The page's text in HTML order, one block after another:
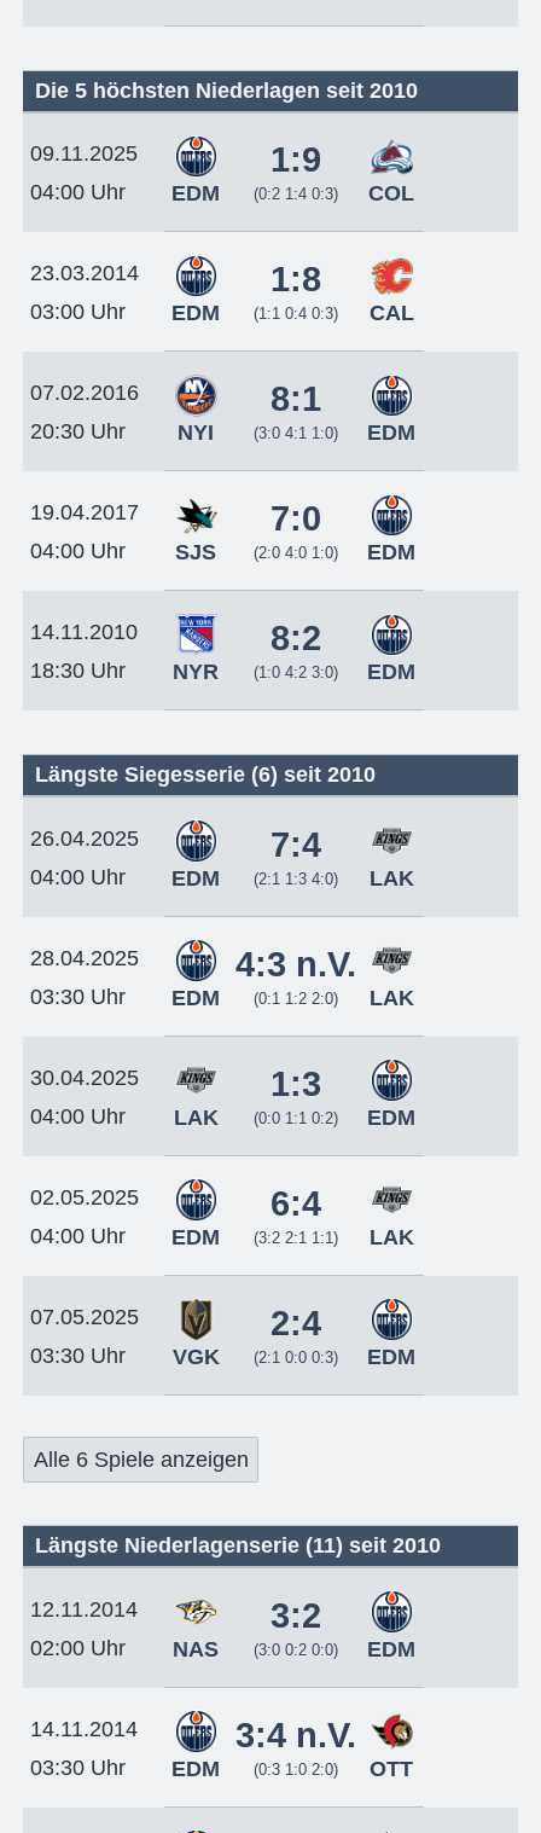
Die 5 höchsten Niederlagen seit 2010
09.11.2025
04:00 Uhr
EDM
1:9
(0:2 1:4 0:3) COL
23.03.2014
03:00 Uhr
EDM
1:8
(1:1 0:4 0:3) CAL
07.02.2016
20:30 Uhr
NYI
8:1
(3:0 4:1 1:0) EDM
19.04.2017
04:00 Uhr
SJS
7:0
(2:0 4:0 1:0) EDM
14.11.2010
18:30 Uhr
NYR
8:2
(1:0 4:2 3:0) EDM
Längste Siegesserie (6) seit 2010
26.04.2025
04:00 Uhr
EDM
7:4
(2:1 1:3 4:0) LAK
28.04.2025
03:30 Uhr
EDM
4:3 n.V.
(0:1 1:2 2:0) LAK
30.04.2025
04:00 Uhr
LAK
1:3
(0:0 1:1 0:2) EDM
02.05.2025
04:00 Uhr
EDM
6:4
(3:2 2:1 1:1) LAK
07.05.2025
03:30 Uhr
VGK
2:4
(2:1 0:0 0:3) EDM
Alle 6 Spiele anzeigen
Längste Niederlagenserie (11) seit 2010
12.11.2014
02:00 Uhr
NAS
3:2
(3:0 0:2 0:0) EDM
14.11.2014
03:30 Uhr
EDM
3:4 n.V.
(0:3 1:0 2:0) OTT